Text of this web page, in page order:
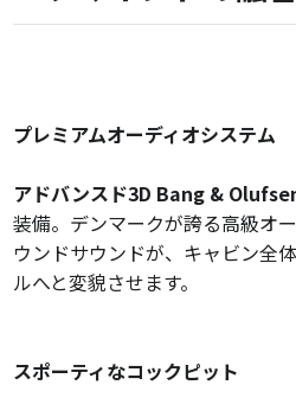
プレミアムオーディオシステム
アドバンスド3D Bang &
装備。デンマークが誇る高級オ
ウンドサウンドが、キャビン全
ルへと変貌させます。
スポーティなコックピット